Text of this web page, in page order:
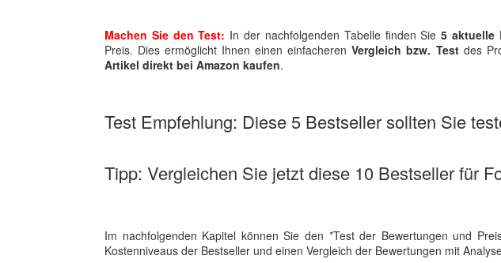
Machen Sie den Test: In der nachfolgenden Tabelle finden Sie 5 aktuelle
Preis. Dies ermöglicht Ihnen einen einfacherenVergleich bzw. Testdes
Artikel direkt bei Amazon kaufen.
Test Empfehlung: Diese 5 Bestseller sollten Sie
Tipp: Vergleichen Sie jetzt diese 10 Bestseller für
Im nachfolgenden Kapitel können Sie den *Test der Bewertungen und
Kostenniveaus der Bestseller und einen Vergleich der Bewertungen mit